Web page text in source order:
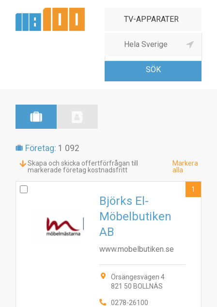
Radio- & TV-apparater,
Företag: 1 092
Skapa och skicka offertförfrågan till
markerade företag kostnadsfritt
Markera
alla
Björks El-
Möbelbutiken
AB
www.mobelbutiken.se
Örsängesvägen 4
821 50 BOLLNÄS
0278-26100
1